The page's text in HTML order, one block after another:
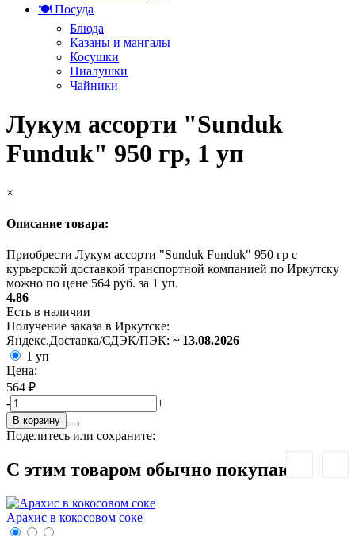
🍽️ Посуда
Блюда
Казаны и мангалы
Косушки
Пиалушки
Чайники
Лукум ассорти "Sunduk
Funduk" 950 гр, 1 уп
×
Описание товара:
Приобрести Лукум ассорти "Sunduk Funduk" 950 гр с
курьерской доставкой транспортной компанией по Иркутску
можно по цене 564 руб. за 1 уп.
4.86
Есть в наличии
Получение заказа в Иркутске:
Яндекс.Доставка/СДЭК/ПЭК: ~ 13.08.2026
1 уп
Цена:
564 ₽
-
+
В корзину
Поделитесь или сохраните:
С этим товаром обычно покупают:
Арахис в кокосовом соке